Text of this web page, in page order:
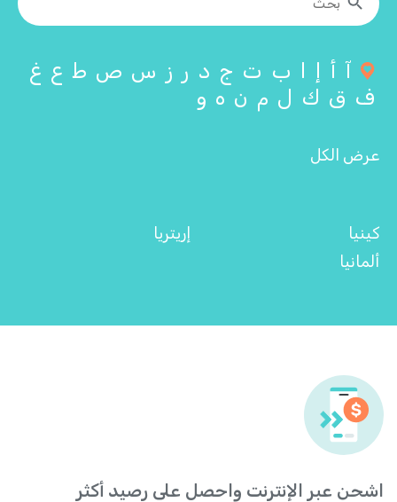
آ أ إ ا ب ت ج د ر ز س ص ط ع غ
ف ق ك ل م ن ه و
عرض الكل
كينيا
ألمانيا
إريتريا
اشحن عبر الإنترنت واحصل على رصيد أكثر